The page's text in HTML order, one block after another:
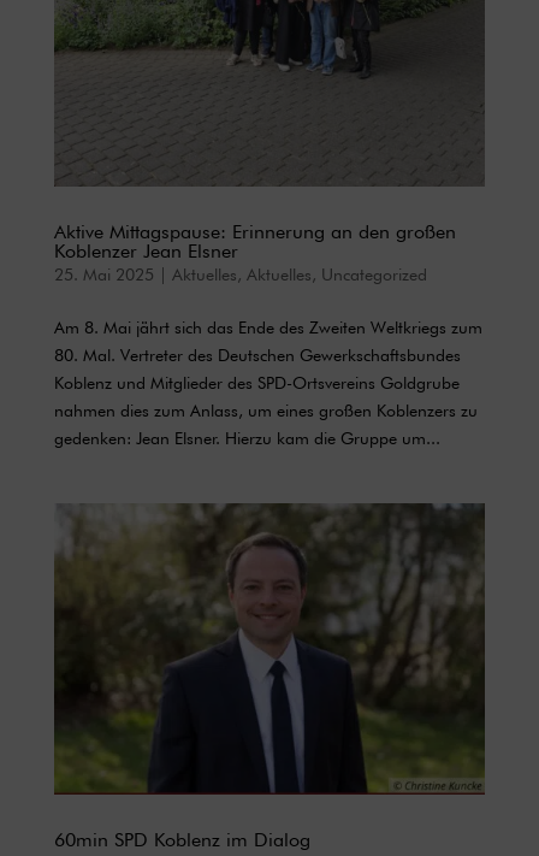
Aktive Mittagspause: Erinnerung an den großen
Koblenzer Jean Elsner
25. Mai 2025 Aktuelles, Aktuelles, Uncategorized
Am 8. Mai jährt sich das Ende des Zweiten Weltkriegs zum
80. Mal. Vertreter des Deutschen Gewerkschaftsbundes
Koblenz und Mitglieder des SPD-Ortsvereins Goldgrube
nahmen dies zum Anlass, um eines großen Koblenzers zu
gedenken: Jean Elsner. Hierzu kam die Gruppe um...
60min SPD Koblenz im Dialog